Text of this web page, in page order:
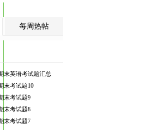
每周热帖
末英语考试题汇总
末考试题10
末考试题9
末考试题8
末考试题7